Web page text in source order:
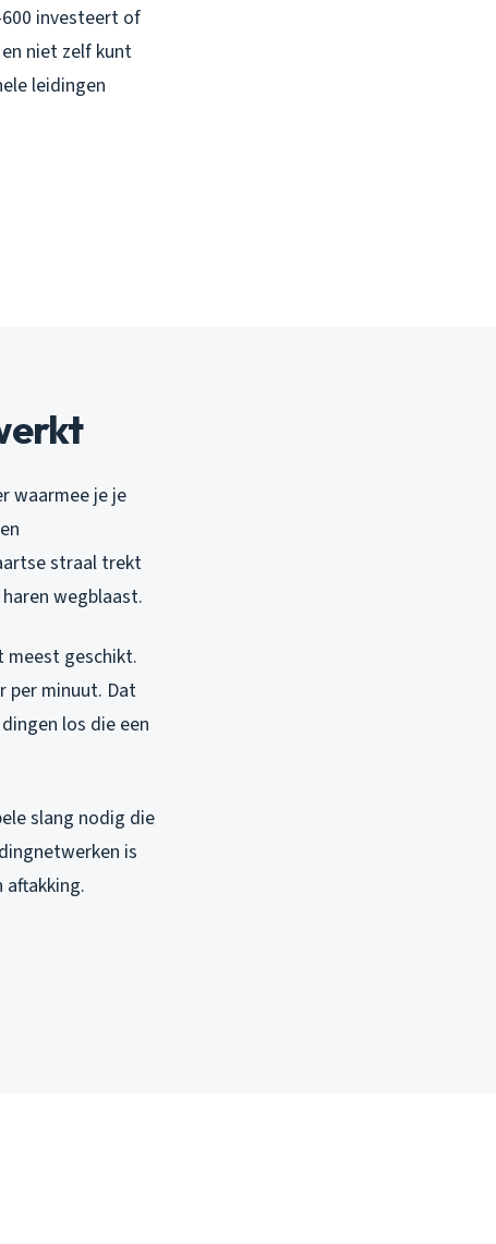
investeert of
niet zelf kunt
leidingen
waarmee je je
straal trekt
wegblaast.
meest geschikt.
per minuut. Dat
los die een
slang nodig die
is
aftakking.